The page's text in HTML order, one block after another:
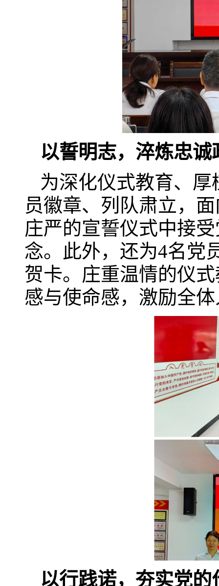
以誓明志，淬炼忠诚
为深化仪式教育、
员徽章、列队肃立，
庄严的宣誓仪式中接
念。此外，还为4名党
贺卡。庄重温情的仪
感与使命感，激励全
以行践诺，夯实党的